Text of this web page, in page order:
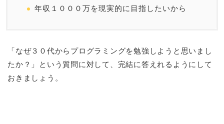
年収１０００万を現実的に目指したいから
「なぜ３０代からプログラミングを勉強しようと思いまし
たか？」という質問に対して、完結に答えれるようにして
おきましょう。